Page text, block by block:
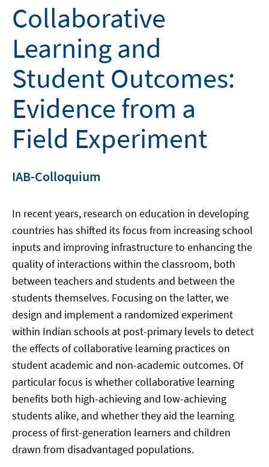
Collaborative
Learning and
Student Outcomes:
Evidence from a
Field Experiment
IAB-Colloquium
In recent years, research on education in developing
countries has shifted its focus from increasing school
inputs and improving infrastructure to enhancing the
quality of interactions within the classroom, both
between teachers and students and between the
students themselves. Focusing on the latter, we
design and implement a randomized experiment
within Indian schools at post-primary levels to detect
the effects of collaborative learning practices on
student academic and non-academic outcomes. Of
particular focus is whether collaborative learning
benefits both high-achieving and low-achieving
students alike, and whether they aid the learning
process of first-generation learners and children
drawn from disadvantaged populations.